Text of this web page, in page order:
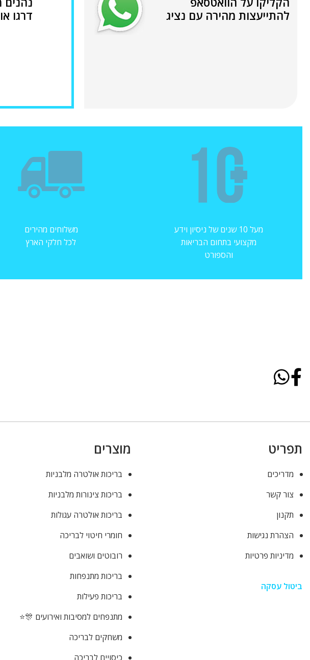
להתייעצות מהירה עם נציג
דרגו
מעל 10 שנים של ניסיון וידע
מקצועי בתחום הבריאות
והספורט
משלוחים מהירים
לכל חלקי הארץ
תפריט
מדריכים
צור קשר
תקנון
הצהרת נגישות
מדיניות פרטיות
ביטול עסקה
מוצרים
בריכות אולטרה מלבניות
בריכות צינורות מלבניות
בריכות אולטרה עגולות
חומרי חיטוי לבריכה
רובוטים ושואבים
בריכות מתנפחות
בריכות פעילות
מתנפחים למסיבות ואירועים 🎊⭐
משחקים לבריכה
כיסויים לבריכה